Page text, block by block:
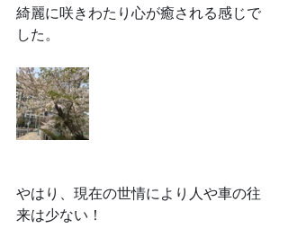
綺麗に咲きわたり心が癒される感じで
した。
やはり、現在の世情により人や車の往
来は少ない！